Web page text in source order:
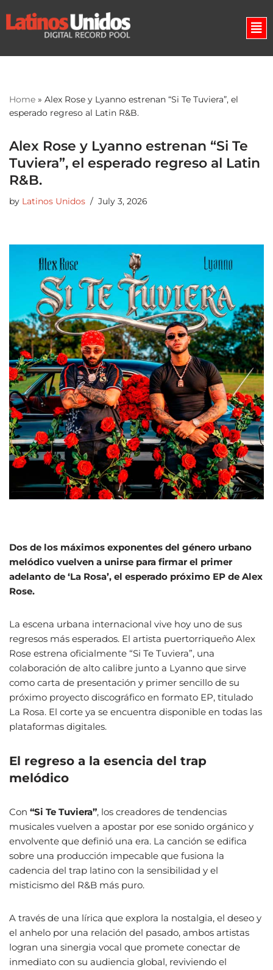
Skip
Home » Alex Rose y Lyanno estrenan “Si Te Tuviera”, el
esperado regreso al Latin R&B.
Alex Rose y Lyanno estrenan “Si Te
Tuviera”, el esperado regreso al Latin
R&B.
by Latinos Unidos July 3, 2026
Dos de los máximos exponentes del género urbano
melódico vuelven a unirse para firmar el primer
adelanto de ‘La Rosa’, el esperado próximo EP de Alex
Rose.
La escena urbana internacional vive hoy uno de sus
regresos más esperados. El artista puertorriqueño Alex
Rose estrena oficialmente “Si Te Tuviera”, una
colaboración de alto calibre junto a Lyanno que sirve
como carta de presentación y primer sencillo de su
próximo proyecto discográfico en formato EP, titulado
La Rosa. El corte ya se encuentra disponible en todas las
plataformas digitales.
El regreso a la esencia del trap
melódico
Con “Si Te Tuviera”, los creadores de tendencias
musicales vuelven a apostar por ese sonido orgánico y
envolvente que definió una era. La canción se edifica
sobre una producción impecable que fusiona la
cadencia del trap latino con la sensibilidad y el
misticismo del R&B más puro.
A través de una lírica que explora la nostalgia, el deseo y
el anhelo por una relación del pasado, ambos artistas
logran una sinergia vocal que promete conectar de
inmediato con su audiencia global, reviviendo el